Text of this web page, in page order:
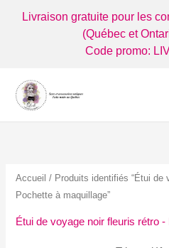
Livraison gratuite pour les
(Québec et
Code promo:
Accueil / Produits identifiés “Étui de
Pochette à maquillage”
Étui de voyage noir fleuris rétro